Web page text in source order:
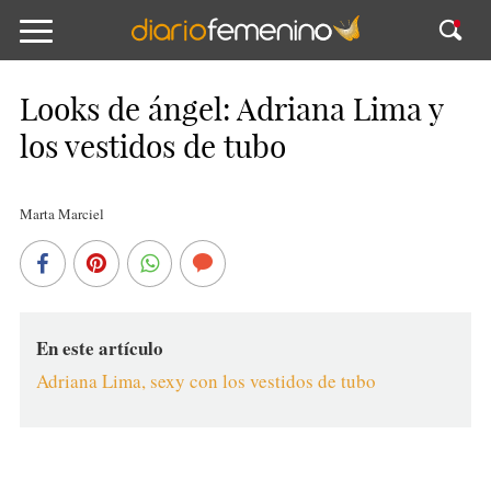
Looks de ángel: Adriana Lima y
los vestidos de tubo
Marta Marciel
En este artículo
Adriana Lima, sexy con los vestidos de tubo